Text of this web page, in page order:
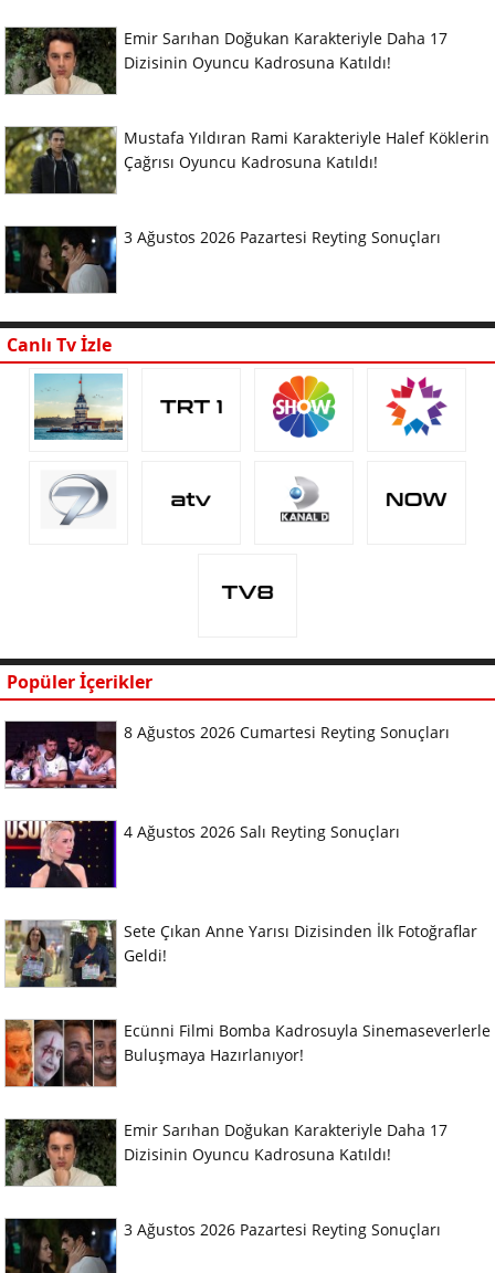
Emir Sarıhan Doğukan Karakteriyle Daha 17
Dizisinin Oyuncu Kadrosuna Katıldı!
Mustafa Yıldıran Rami Karakteriyle Halef Köklerin
Çağrısı Oyuncu Kadrosuna Katıldı!
3 Ağustos 2026 Pazartesi Reyting Sonuçları
Canlı Tv İzle
Popüler İçerikler
8 Ağustos 2026 Cumartesi Reyting Sonuçları
4 Ağustos 2026 Salı Reyting Sonuçları
Sete Çıkan Anne Yarısı Dizisinden İlk Fotoğraflar
Geldi!
Ecünni Filmi Bomba Kadrosuyla Sinemaseverlerle
Buluşmaya Hazırlanıyor!
Emir Sarıhan Doğukan Karakteriyle Daha 17
Dizisinin Oyuncu Kadrosuna Katıldı!
3 Ağustos 2026 Pazartesi Reyting Sonuçları